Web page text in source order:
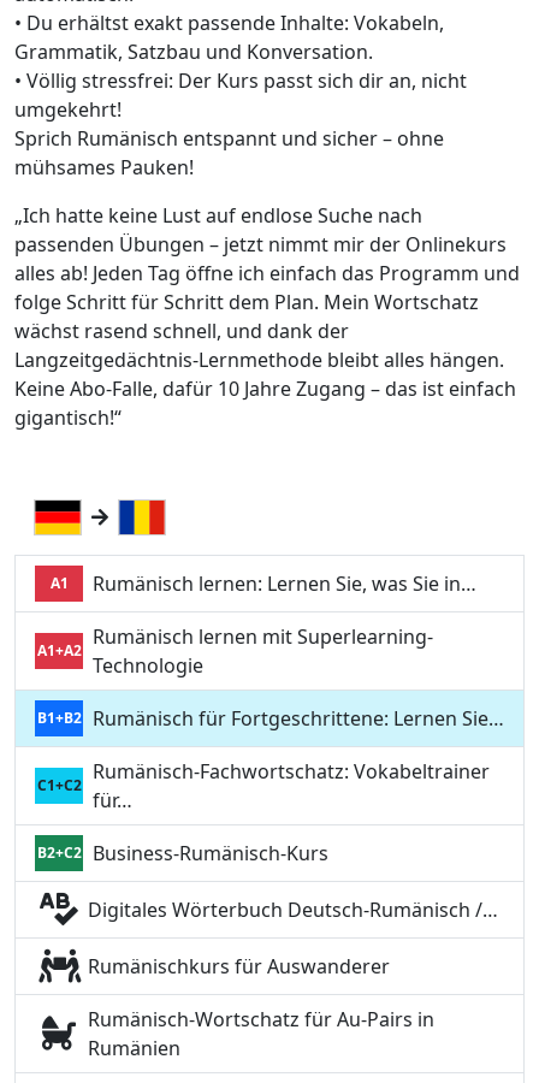
• Du erhältst exakt passende Inhalte: Vokabeln,
Grammatik, Satzbau und Konversation.
• Völlig stressfrei: Der Kurs passt sich dir an, nicht
umgekehrt!
Sprich Rumänisch entspannt und sicher – ohne
mühsames Pauken!
„Ich hatte keine Lust auf endlose Suche nach
passenden Übungen – jetzt nimmt mir der Onlinekurs
alles ab! Jeden Tag öffne ich einfach das Programm und
folge Schritt für Schritt dem Plan. Mein Wortschatz
wächst rasend schnell, und dank der
Langzeitgedächtnis-Lernmethode bleibt alles hängen.
Keine Abo-Falle, dafür 10 Jahre Zugang – das ist einfach
gigantisch!“
A1 Rumänisch lernen: Lernen Sie, was Sie in…
A1+A2
Rumänisch lernen mit Superlearning-
Technologie
B1+B2 Rumänisch für Fortgeschrittene: Lernen Sie…
C1+C2
Rumänisch-Fachwortschatz: Vokabeltrainer
für…
B2+C2 Business-Rumänisch-Kurs
Digitales Wörterbuch Deutsch-Rumänisch /…
Rumänischkurs für Auswanderer
Rumänisch-Wortschatz für Au-Pairs in
Rumänien